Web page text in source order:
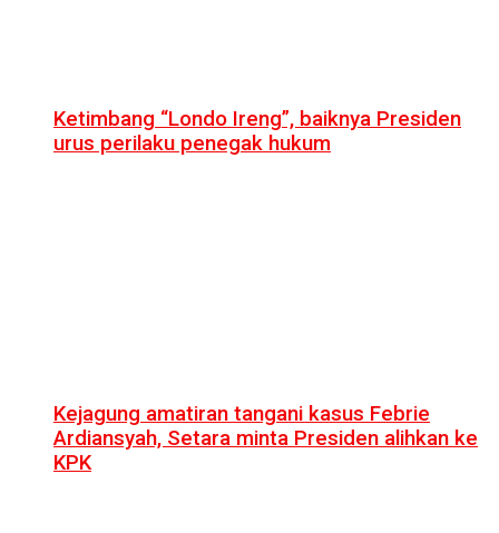
Ketimbang “Londo Ireng”, baiknya Presiden
urus perilaku penegak hukum
Kejagung amatiran tangani kasus Febrie
Ardiansyah, Setara minta Presiden alihkan ke
KPK